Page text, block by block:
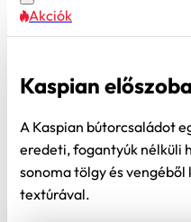
Akciók
Kaspian előszoba
A Kaspian bútorcsaládot
eredeti, fogantyúk nélküli
sonoma tölgy és
textúrával.